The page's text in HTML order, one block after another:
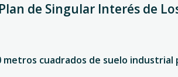
de Singular Interés de
metros cuadrados de suelo